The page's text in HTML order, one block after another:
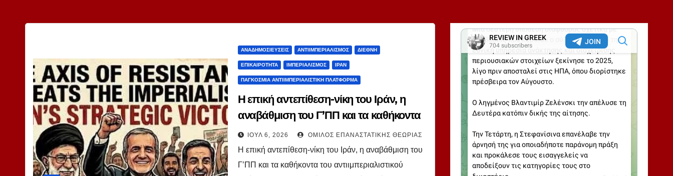
ΑΝΑΔΗΜΟΣΙΕΎΣΕΙΣ ΑΝΤΙΙΜΠΕΡΙΑΛΙΣΜΌΣ ΔΙΕΘΝΉ
ΕΠΙΚΑΙΡΌΤΗΤΑ ΙΜΠΕΡΙΑΛΙΣΜΌΣ ΙΡΆΝ
ΠΑΓΚΌΣΜΙΑ ΑΝΤΙΙΜΠΕΡΙΑΛΙΣΤΙΚΉ ΠΛΑΤΦΌΡΜΑ
Η επική αντεπίθεση-νίκη του Ιράν, η
αναβάθμιση του Γ’ΠΠ και τα καθήκοντα
του αντιιμπεριαλιστικού κινήματος. Του
Δ. Πατέλη
ΙΟΎΛ 6, 2026 ΌΜΙΛΟΣ ΕΠΑΝΑΣΤΑΤΙΚΉΣ ΘΕΩΡΊΑΣ
Η επική αντεπίθεση-νίκη του Ιράν, η αναβάθμιση του
Γ’ΠΠ και τα καθήκοντα του αντιιμπεριαλιστικού